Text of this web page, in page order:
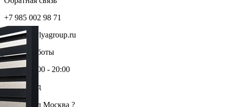
+7 985 002 98 71
info@krovlyagroup.ru
Режим работы
Пн-Пт: 9:00 - 20:00
Ваш город
Москва
Ваш город Москва ?